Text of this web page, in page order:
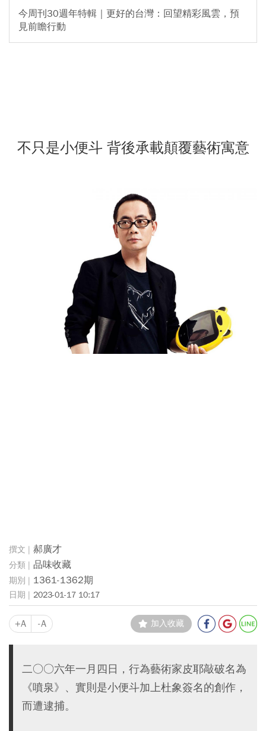
今周刊30週年特輯｜更好的台灣：回望精彩風雲，預
見前瞻行動
不只是小便斗 背後承載顛覆藝術寓意
郝廣才
品味收藏
1361-1362期
2023-01-17 10:17
+A -A 加入收藏
二○○六年一月四日，行為藝術家皮耶敲破名為
《噴泉》、實則是小便斗加上杜象簽名的創作，
而遭逮捕。